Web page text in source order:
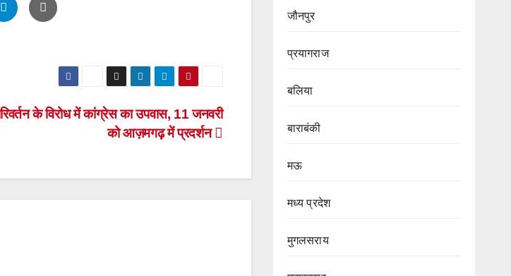
के विरोध में कांग्रेस का उपवास, 11 जनवरी
को आज़मगढ़ में प्रदर्शन
जौनपुर
प्रयागराज
बलिया
बाराबंकी
मऊ
मध्य प्रदेश
मुगलसराय